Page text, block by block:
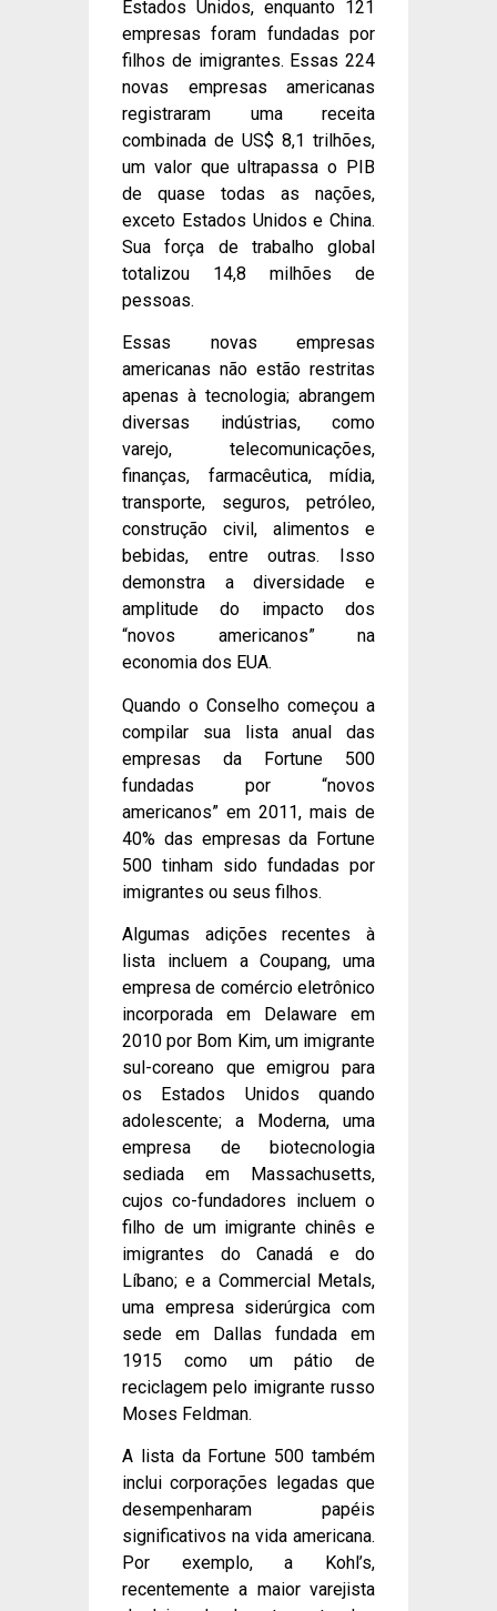
Estados Unidos, enquanto 121
empresas foram fundadas por
filhos de imigrantes. Essas 224
novas empresas americanas
registraram uma receita
combinada de US$ 8,1 trilhões,
um valor que ultrapassa o PIB
de quase todas as nações,
exceto Estados Unidos e China.
Sua força de trabalho global
totalizou 14,8 milhões de
pessoas.
Essas novas empresas
americanas não estão restritas
apenas à tecnologia; abrangem
diversas indústrias, como
varejo, telecomunicações,
finanças, farmacêutica, mídia,
transporte, seguros, petróleo,
construção civil, alimentos e
bebidas, entre outras. Isso
demonstra a diversidade e
amplitude do impacto dos
“novos americanos” na
economia dos EUA.
Quando o Conselho começou a
compilar sua lista anual das
empresas da Fortune 500
fundadas por “novos
americanos” em 2011, mais de
40% das empresas da Fortune
500 tinham sido fundadas por
imigrantes ou seus filhos.
Algumas adições recentes à
lista incluem a Coupang, uma
empresa de comércio eletrônico
incorporada em Delaware em
2010 por Bom Kim, um imigrante
sul-coreano que emigrou para
os Estados Unidos quando
adolescente; a Moderna, uma
empresa de biotecnologia
sediada em Massachusetts,
cujos co-fundadores incluem o
filho de um imigrante chinês e
imigrantes do Canadá e do
Líbano; e a Commercial Metals,
uma empresa siderúrgica com
sede em Dallas fundada em
1915 como um pátio de
reciclagem pelo imigrante russo
Moses Feldman.
A lista da Fortune 500 também
inclui corporações legadas que
desempenharam papéis
significativos na vida americana.
Por exemplo, a Kohl’s,
recentemente a maior varejista